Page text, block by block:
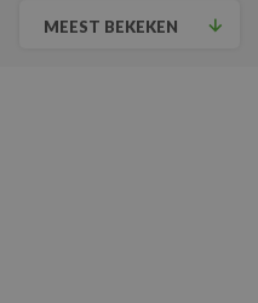
MEEST BEKEKEN